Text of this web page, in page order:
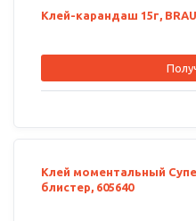
Клей-карандаш 15г,
Клей моментальный
блистер, 605640